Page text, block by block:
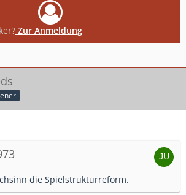
Zur Anmeldung
die Spielstrukturreform.